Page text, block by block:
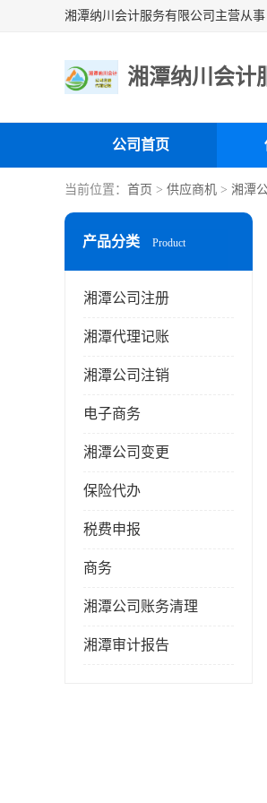
湘潭纳川会计
公司首页
当前位置： 首页 > 供应商机 > 湘潭
产品分类 Product
湘潭公司注册
湘潭代理记账
湘潭公司注销
电子商务
湘潭公司变更
保险代办
税费申报
商务
湘潭公司账务清理
湘潭审计报告